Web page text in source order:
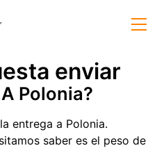
enviar
Polonia?
entrega a Polonia.
saber es el peso de